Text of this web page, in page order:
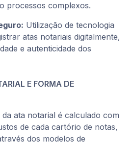
processos complexos.
Utilização de tecnologia
atas notariais digitalmente,
e autenticidade dos
E FORMA DE
ata notarial é calculado com
de cada cartório de notas,
dos modelos de